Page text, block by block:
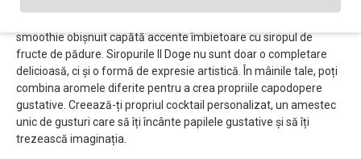
smoothie obișnuit capătă accente îmbietoare cu siropul de
fructe de pădure. Siropurile Il Doge nu sunt doar o completare
delicioasă, ci și o formă de expresie artistică. În mâinile tale, poți
combina aromele diferite pentru a crea propriile capodopere
gustative. Creează-ți propriul cocktail personalizat, un amestec
unic de gusturi care să îți încânte papilele gustative și să îți
trezească imaginația.